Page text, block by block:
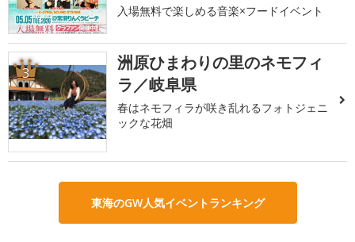
入場無料で楽しめる音楽×フードイベント
3
洲原ひまわりの里のネモフィ
ラ／岐阜県
春はネモフィラが咲き乱れるフォトジェニ
ックな花畑
東海のGW人気イベントランキング